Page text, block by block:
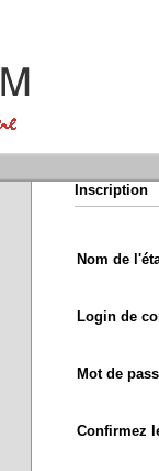
Inscription
Nom de
Login de
Mot de
Confirmez